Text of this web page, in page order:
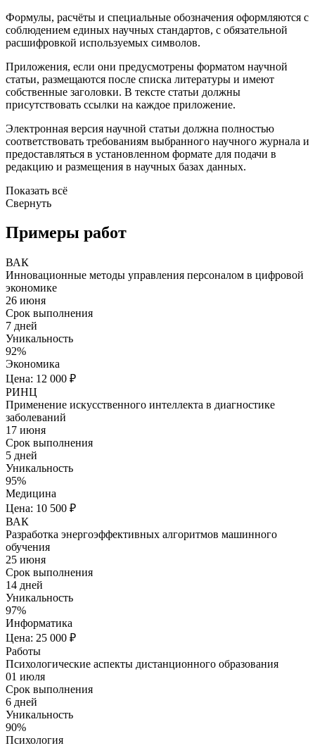
Формулы, расчёты и специальные обозначения оформляются с
соблюдением единых научных стандартов, с обязательной
расшифровкой используемых символов.
Приложения, если они предусмотрены форматом научной
статьи, размещаются после списка литературы и имеют
собственные заголовки. В тексте статьи должны
присутствовать ссылки на каждое приложение.
Электронная версия научной статьи должна полностью
соответствовать требованиям выбранного научного журнала и
предоставляться в установленном формате для подачи в
редакцию и размещения в научных базах данных.
Показать всё
Свернуть
Примеры работ
ВАК
Инновационные методы управления персоналом в цифровой
экономике
26 июня
Срок выполнения
7 дней
Уникальность
92%
Экономика
Цена: 12 000 ₽
РИНЦ
Применение искусственного интеллекта в диагностике
заболеваний
17 июня
Срок выполнения
5 дней
Уникальность
95%
Медицина
Цена: 10 500 ₽
ВАК
Разработка энергоэффективных алгоритмов машинного
обучения
25 июня
Срок выполнения
14 дней
Уникальность
97%
Информатика
Цена: 25 000 ₽
Работы
Психологические аспекты дистанционного образования
01 июля
Срок выполнения
6 дней
Уникальность
90%
Психология